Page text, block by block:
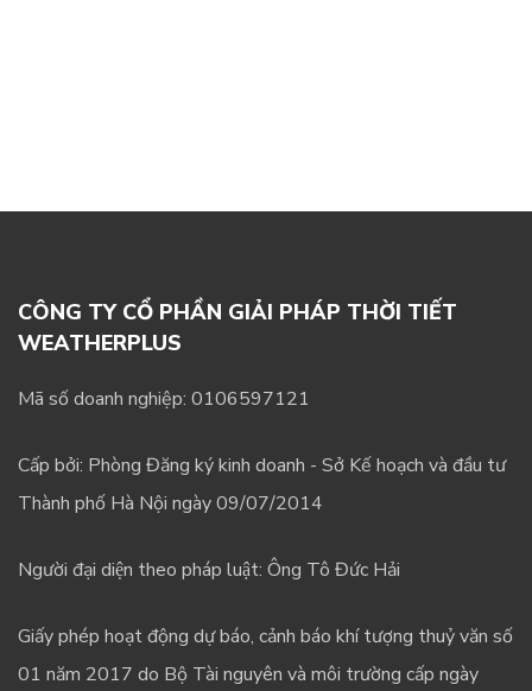
CÔNG TY CỔ PHẦN GIẢI PHÁP THỜI TIẾT
WEATHERPLUS
Mã số doanh nghiệp: 0106597121
Cấp bởi: Phòng Đăng ký kinh doanh - Sở Kế hoạch và đầu tư
Thành phố Hà Nội ngày 09/07/2014
Người đại diện theo pháp luật: Ông Tô Đức Hải
Giấy phép hoạt động dự báo, cảnh báo khí tượng thuỷ văn số
01 năm 2017 do Bộ Tài nguyên và môi trường cấp ngày